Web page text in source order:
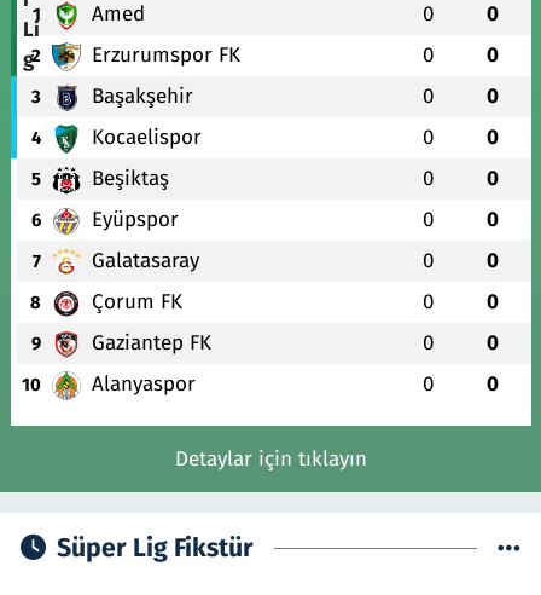
1 Amed 0 0
2 Erzurumspor FK 0 0
3 Başakşehir 0 0
4 Kocaelispor 0 0
5 Beşiktaş 0 0
6 Eyüpspor 0 0
7 Galatasaray 0 0
8 Çorum FK 0 0
9 Gaziantep FK 0 0
10 Alanyaspor 0 0
Detaylar için tıklayın
Süper Lig Fikstür